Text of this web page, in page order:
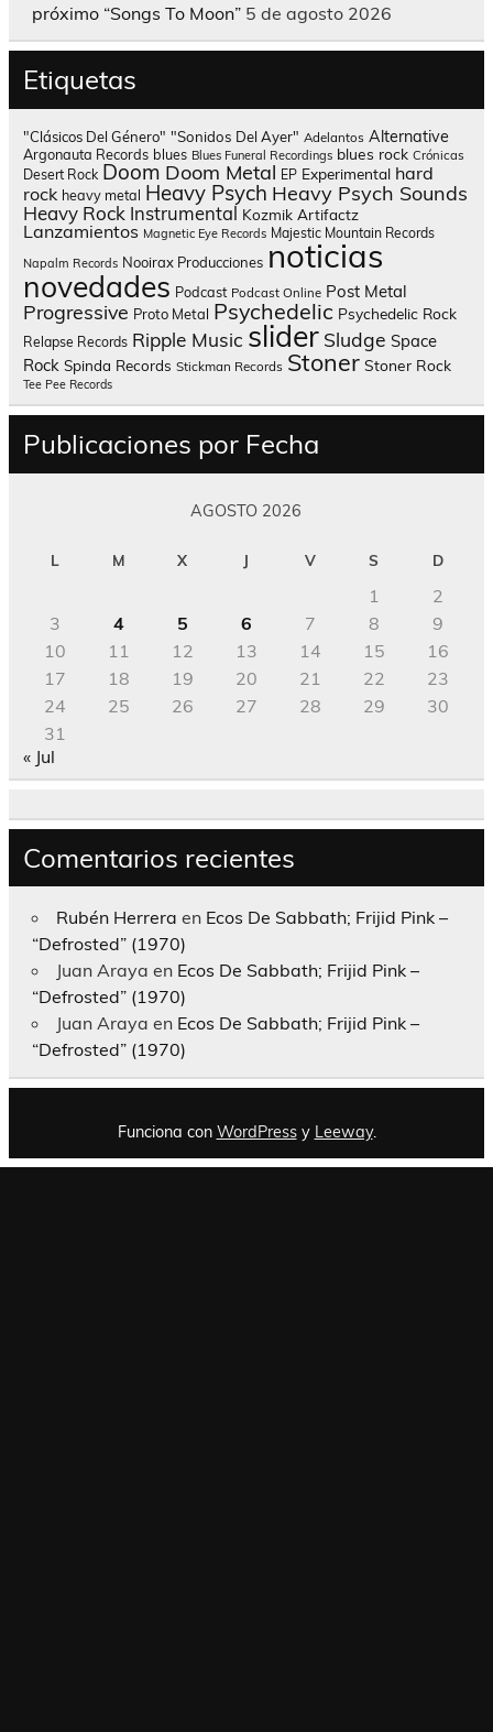
próximo “Songs To Moon” 5 de agosto 2026
Etiquetas
"Clásicos Del Género" "Sonidos Del Ayer" Adelantos Alternative
Argonauta Records blues Blues Funeral Recordings blues rock Crónicas
Desert Rock Doom Doom Metal EP Experimental hard
rock heavy metal Heavy Psych Heavy Psych Sounds
Heavy Rock Instrumental Kozmik Artifactz
Lanzamientos Magnetic Eye Records Majestic Mountain Records
Napalm Records Nooirax Producciones noticias
novedades Podcast Podcast Online Post Metal
Progressive Proto Metal Psychedelic Psychedelic Rock
Relapse Records Ripple Music slider Sludge Space
Rock Spinda Records Stickman Records Stoner Stoner Rock
Tee Pee Records
Publicaciones por Fecha
AGOSTO 2026
L M X J V S D
1
2
3
4 5 6 7 8
9
10
11 12 13 14 15
16
17
18 19 20 21 22
23
24
25 26 27 28 29
30
31
« Jul
Comentarios recientes
Rubén Herrera en Ecos De Sabbath; Frijid Pink –
“Defrosted” (1970)
Juan Araya en Ecos De Sabbath; Frijid Pink –
“Defrosted” (1970)
Juan Araya en Ecos De Sabbath; Frijid Pink –
“Defrosted” (1970)
Funciona con WordPressy Leeway.